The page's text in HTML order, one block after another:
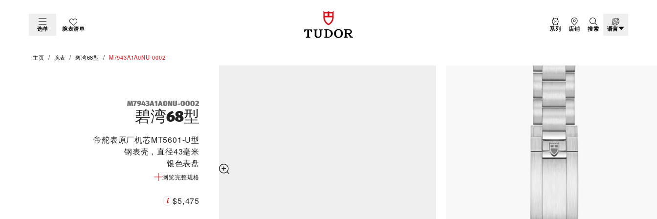
选单 腕表清单 系列 店铺 搜索 语言
主页 腕表 碧湾68型 M7943A1A0NU-0002
M7943A1A0NU-0002
碧湾68型
帝舵表原厂机芯MT5601-U型
钢表壳，直径43毫米
银色表盘
浏览完整规格
$5,475